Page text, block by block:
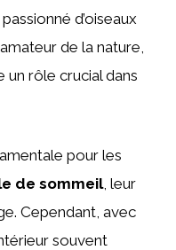
d’oiseaux
de la nature,
un rôle crucial dans
pour les
de sommeil, leur
Cependant, avec
souvent